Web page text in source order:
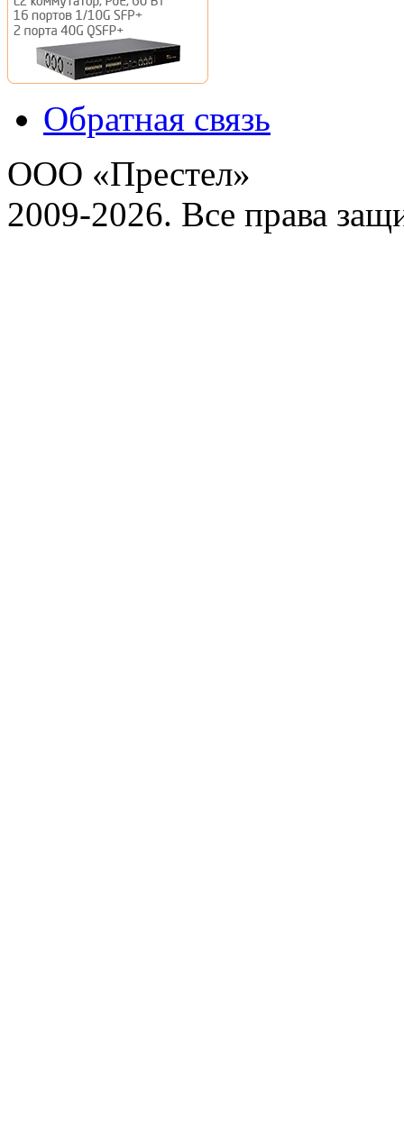
Обратная связь
ООО «Престел»
2009-2026. Все права